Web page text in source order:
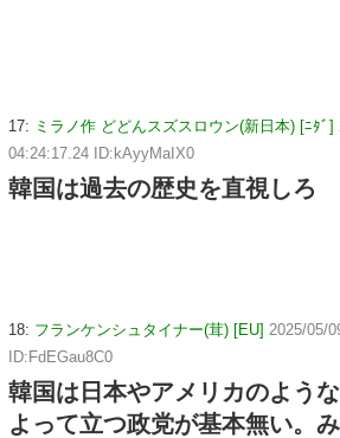
17: ミラノ作 どどんスズスロウン(新日本) [ﾆﾀﾞ]
04:24:17.24 ID:kAyyMaIX0
韓国は過去の歴史を直視しろ
18: フランケンシュタイナー(茸) [EU] 2025/05/
ID:FdEGau8C0
韓国は日本やアメリカのよう
よって立つ政党が基本無い。